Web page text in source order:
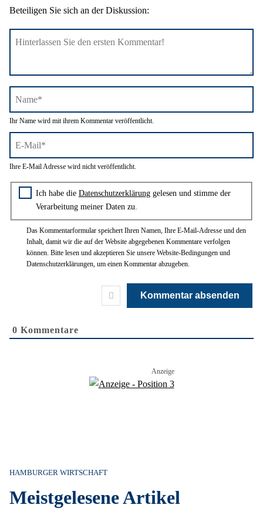
Beteiligen Sie sich an der Diskussion:
Name*
Ihr Name wird mit ihrem Kommentar veröffentlicht.
E-
Mail*
Ihre E-Mail Adresse wird nicht veröffentlicht.
Zustimmung zur Datenschutzerklärung
Ich habe die Datenschutzerklärunggelesen und stimme der
Verarbeitung meiner Daten zu.
Das Kommentarformular speichert Ihren Namen, Ihre E-Mail-Adresse und den
Inhalt, damit wir die auf der Website abgegebenen Kommentare verfolgen
können. Bitte lesen und akzeptieren Sie unsere Website-Bedingungen und
Datenschutzerklärungen, um einen Kommentar abzugeben.
0 Kommentare
HAMBURGER WIRTSCHAFT
Meistgelesene Artikel